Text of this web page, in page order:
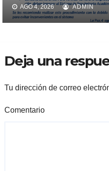
MATERIAS
AGO 4, 2026 ADMIN
Deja una
Tu dirección de correo
Comentario